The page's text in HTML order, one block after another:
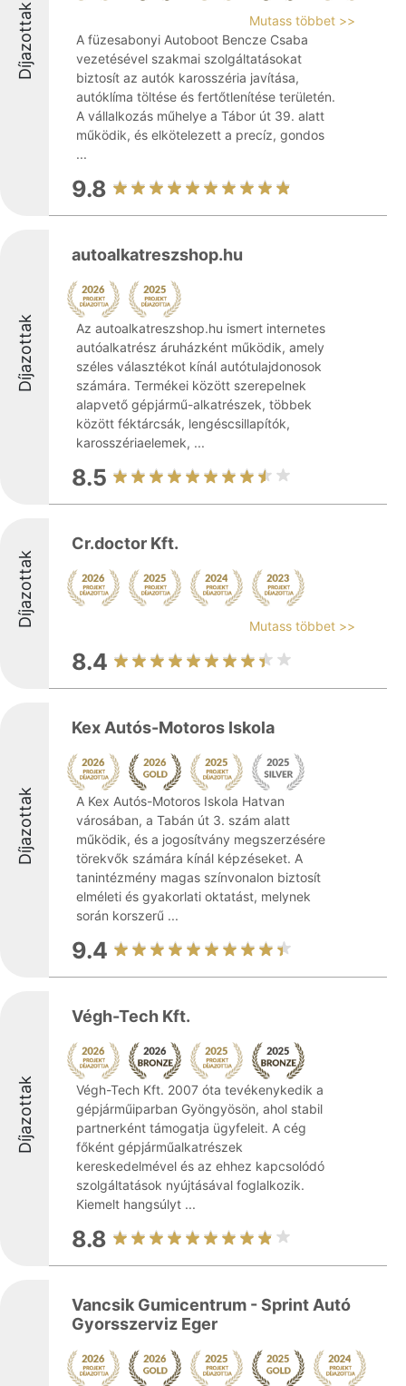
Díjazottak
Mutass többet >>
A füzesabonyi Autoboot Bencze Csaba
vezetésével szakmai szolgáltatásokat
biztosít az autók karosszéria javítása,
autóklíma töltése és fertőtlenítése területén.
A vállalkozás műhelye a Tábor út 39. alatt
működik, és elkötelezett a precíz, gondos
...
9.8
Díjazottak
autoalkatreszshop.hu
Az autoalkatreszshop.hu ismert internetes
autóalkatrész áruházként működik, amely
széles választékot kínál autótulajdonosok
számára. Termékei között szerepelnek
alapvető gépjármű-alkatrészek, többek
között féktárcsák, lengéscsillapítók,
karosszériaelemek, ...
8.5
Díjazottak
Cr.doctor Kft.
Mutass többet >>
8.4
Díjazottak
Kex Autós-Motoros Iskola
A Kex Autós-Motoros Iskola Hatvan
városában, a Tabán út 3. szám alatt
működik, és a jogosítvány megszerzésére
törekvők számára kínál képzéseket. A
tanintézmény magas színvonalon biztosít
elméleti és gyakorlati oktatást, melynek
során korszerű ...
9.4
Díjazottak
Végh-Tech Kft.
Végh-Tech Kft. 2007 óta tevékenykedik a
gépjárműiparban Gyöngyösön, ahol stabil
partnerként támogatja ügyfeleit. A cég
főként gépjárműalkatrészek
kereskedelmével és az ehhez kapcsolódó
szolgáltatások nyújtásával foglalkozik.
Kiemelt hangsúlyt ...
8.8
Vancsik Gumicentrum - Sprint Autó
Gyorsszerviz Eger